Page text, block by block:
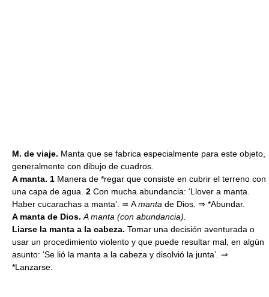
M. de viaje. Manta que se fabrica especialmente para este objeto,
generalmente con dibujo de cuadros.
A manta. 1 Manera de *regar que consiste en cubrir el terreno con
una capa de agua. 2 Con mucha abundancia: ‘Llover a manta.
Haber cucarachas a manta’. ≃ Amanta de Dios. ⇒ *Abundar.
A manta de Dios. A manta (con abundancia).
Liarse la manta a la cabeza. Tomar una decisión aventurada o
usar un procedimiento violento y que puede resultar mal, en algún
asunto: ‘Se lió la manta a la cabeza y disolvió la junta’. ⇒
*Lanzarse.